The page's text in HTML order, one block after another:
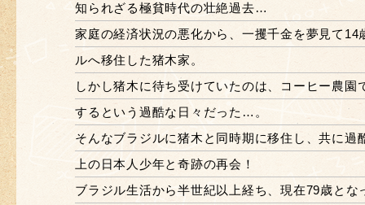
知られざる極貧時代の壮絶過去…
家庭の経済状況の悪化から、一攫千金を夢見て14
ルへ移住した猪木家。
しかし猪木に待ち受けていたのは、コーヒー農園
するという過酷な日々だった…。
そんなブラジルに猪木と同時期に移住し、共に過
上の日本人少年と奇跡の再会！
ブラジル生活から半世紀以上経ち、現在79歳とな